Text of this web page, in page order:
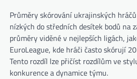
Průměry skórování ukrajinských
nízkých do středních desítek bodů na
průměry viděné v nejlepších ligách,
EuroLeague, kde hráči často skórují
Tento rozdíl lze přičíst rozdílům ve
konkurence a dynamice týmu.